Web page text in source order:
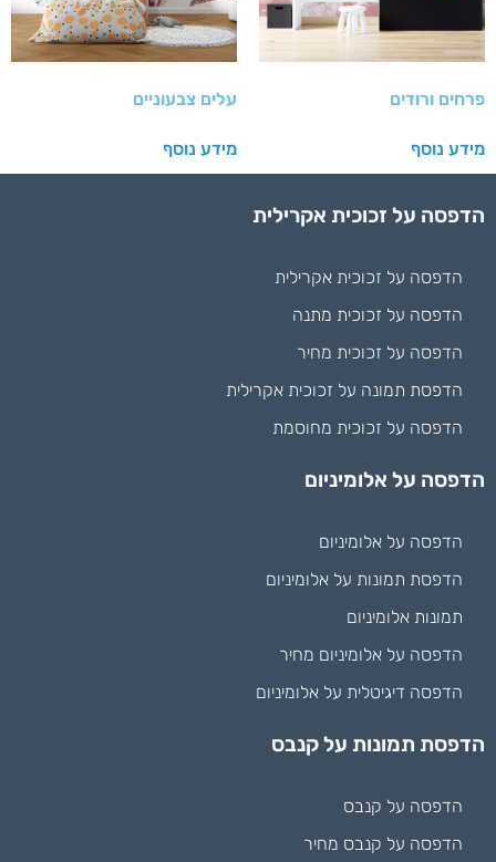
פרחים ורודים
מידע נוסף
עלים צבעוניים
מידע נוסף
הדפסה על זכוכית אקרילית
הדפסה על זכוכית אקרילית
הדפסה על זכוכית מתנה
הדפסה על זכוכית מחיר
הדפסת תמונה על זכוכית אקרילית
הדפסה על זכוכית מחוסמת
הדפסה על אלומיניום
הדפסה על אלומיניום
הדפסת תמונות על אלומיניום
תמונות אלומיניום
הדפסה על אלומיניום מחיר
הדפסה דיגיטלית על אלומיניום
הדפסת תמונות על קנבס
הדפסה על קנבס
הדפסה על קנבס מחיר